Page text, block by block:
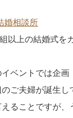
婚相談所
以上の結婚式を
ベントでは企画
ご夫婦が誕生し
ることですが